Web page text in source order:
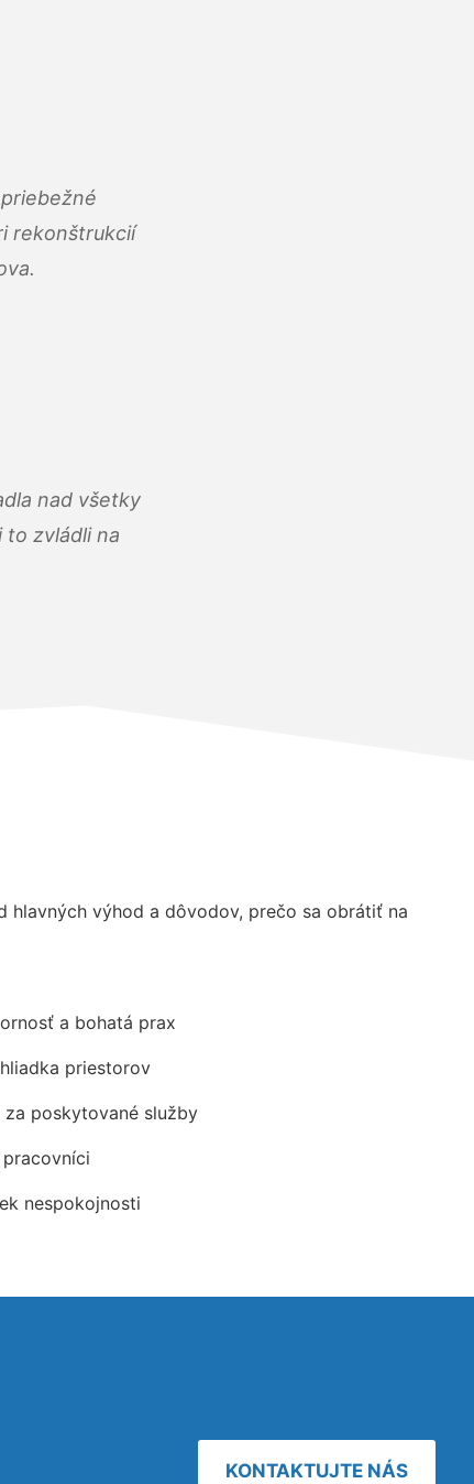
rekonštrukcií
nad všetky
to zvládli na
hlavných výhod a dôvodov, prečo sa obrátiť na
a bohatá prax
priestorov
poskytované služby
nespokojnosti
KONTAKTUJTE NÁS